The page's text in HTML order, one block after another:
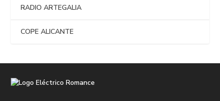
RADIO ARTEGALIA
COPE ALICANTE